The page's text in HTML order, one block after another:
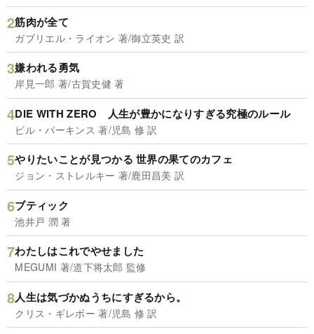
筋肉が全て
ガブリエル・ライオン 著/御立英史 訳
嫌われる勇気
岸見一郎 著/古賀史健 著
DIE WITH ZERO 人生が豊かになりすぎる究極のルール
ビル・パーキンス 著/児島 修 訳
やりたいことが見つかる 世界の果てのカフェ
ジョン・ストレルキー 著/鹿田昌美 訳
ブティック
池井戸 潤 著
わたしはこれでやせました
MEGUMI 著/道下将太郎 監修
人生は気づかぬうちにすぎるから。
クリス・ギレボー 著/児島 修 訳